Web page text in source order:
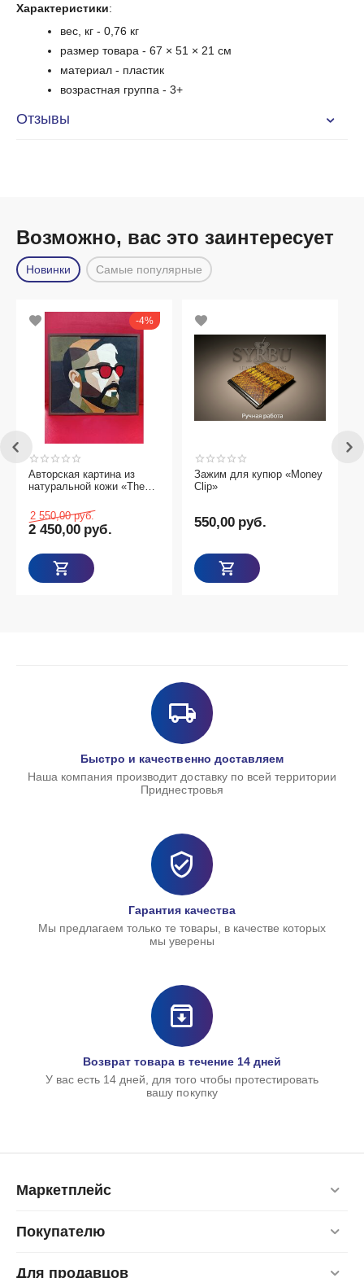
Характеристики:
вес, кг - 0,76 кг
размер товара - 67 × 51 × 21 см
материал - пластик
возрастная группа - 3+
Отзывы
Возможно, вас это заинтересует
Новинки Самые популярные
4%
Авторская картина из
натуральной кожи «The
2 550,00 руб.
2 450,00 руб.
Зажим для купюр «Money
Clip»
550,00 руб.
Быстро и качественно доставляем
Наша компания производит доставку по всей территории
Приднестровья
Гарантия качества
Мы предлагаем только те товары, в качестве которых
мы уверены
Возврат товара в течение 14 дней
У вас есть 14 дней, для того чтобы протестировать
вашу покупку
Маркетплейс
Покупателю
Для продавцов